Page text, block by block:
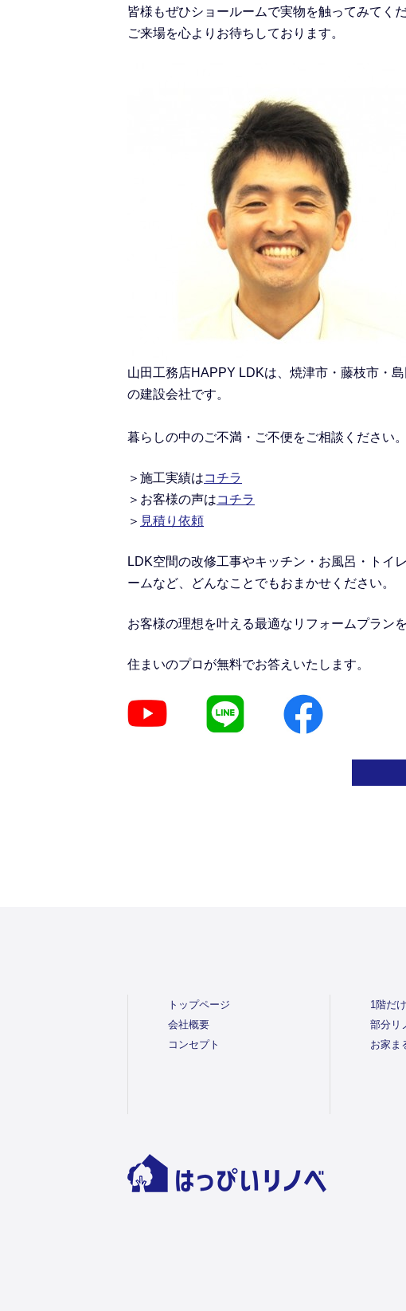
皆様もぜひショールームで実物を触ってみてくだ
ご来場を心よりお待ちしております。
山田工務店HAPPY LDKは、焼津市・藤枝市・
の建設会社です。
暮らしの中のご不満・ご不便をご相談ください。
＞施工実績はコチラ
＞ お客様の声はコチラ
＞ 見積り依頼
LDK空間の改修工事やキッチン・お風呂・トイ
ームなど、どんなことでもおまかせください。
お客様の理想を叶える最適なリフォームプラン
住まいのプロが無料でお答えいたします。
トップページ
会社概要
コンセプト
1階だ
部分リ
お家ま